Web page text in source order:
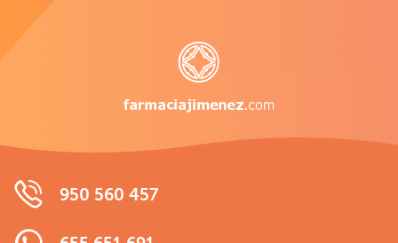
950 560 457